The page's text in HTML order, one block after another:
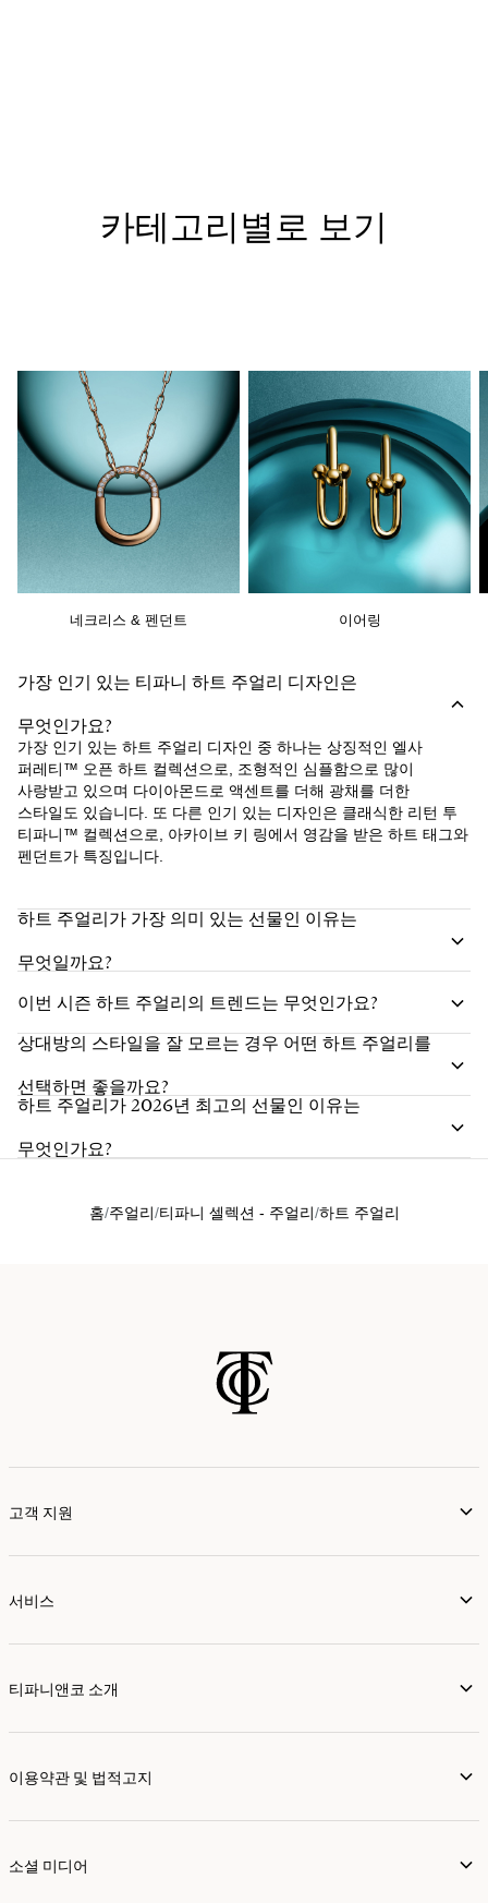
카테고리별로 보기
네크리스 & 펜던트 이어링
가장 인기 있는 티파니 하트 주얼리 디자인은
무엇인가요?
가장 인기 있는 하트 주얼리 디자인 중 하나는 상징적인 엘사
퍼레티™ 오픈 하트 컬렉션으로, 조형적인 심플함으로 많이
사랑받고 있으며 다이아몬드로 액센트를 더해 광채를 더한
스타일도 있습니다. 또 다른 인기 있는 디자인은 클래식한 리턴 투
티파니™ 컬렉션으로, 아카이브 키 링에서 영감을 받은 하트 태그와
펜던트가 특징입니다.
하트 주얼리가 가장 의미 있는 선물인 이유는
무엇일까요?
이번 시즌 하트 주얼리의 트렌드는 무엇인가요?
상대방의 스타일을 잘 모르는 경우 어떤 하트 주얼리를
선택하면 좋을까요?
하트 주얼리가 2026년 최고의 선물인 이유는
무엇인가요?
홈 주얼리 티파니 셀렉션 - 주얼리 하트 주얼리
고객 지원
서비스
티파니앤코 소개
이용약관 및 법적고지
소셜 미디어